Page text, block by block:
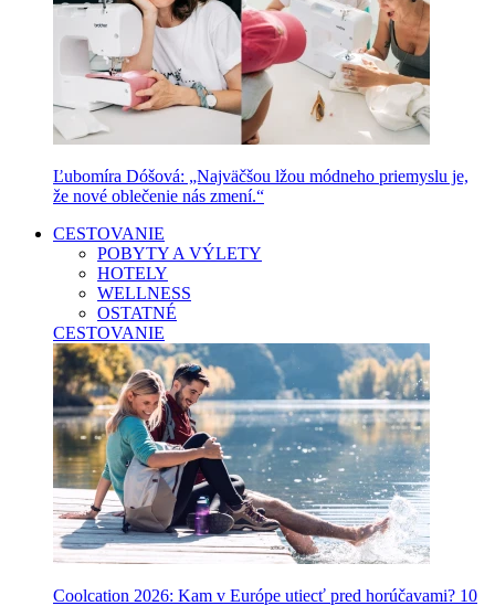
Ľubomíra Dóšová: „Najväčšou lžou módneho priemyslu je,
že nové oblečenie nás zmení.“
CESTOVANIE
POBYTY A VÝLETY
HOTELY
WELLNESS
OSTATNÉ
CESTOVANIE
Coolcation 2026: Kam v Európe utiecť pred horúčavami? 10